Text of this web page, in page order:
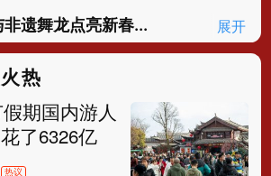
非遗舞龙点亮新春...
展开
热
期国内游人
了6326亿
热议